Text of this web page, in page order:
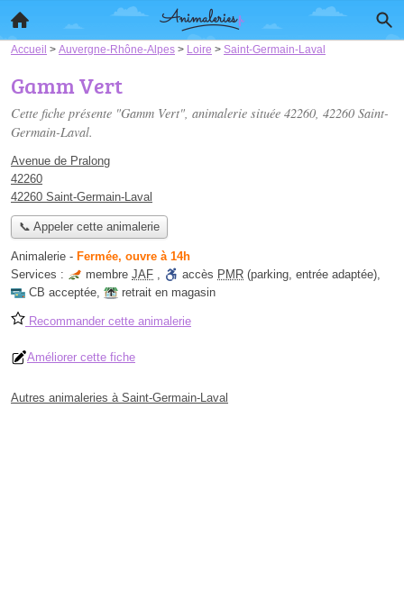
Accueil > Auvergne-Rhône-Alpes > Loire > Saint-Germain-Laval
Gamm Vert
Cette fiche présente "Gamm Vert", animalerie située 42260, 42260 Saint-
Germain-Laval.
Avenue de Pralong
42260
42260 Saint-Germain-Laval
📞 Appeler cette animalerie
Animalerie - Fermée, ouvre à 14h
Services :
membre JAF , accès PMR (parking, entrée adaptée),
CB acceptée, retrait en magasin
Recommander cette animalerie
Améliorer cette fiche
Autres animaleries à Saint-Germain-Laval